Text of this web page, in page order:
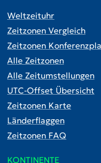
Weltzeituhr
Zeitzonen Vergleich
Zeitzonen
Alle Zeitzonen
Alle Zeitumstellungen
UTC-Offset Übersicht
Zeitzonen Karte
Länderflaggen
Zeitzonen FAQ
KONTINENTE